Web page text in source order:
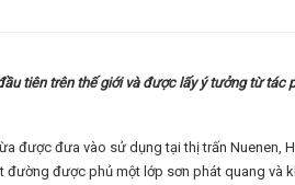
tiên trên thế giới và được lấy ý tưởng từ tác
được đưa vào sử dụng tại thị trấn Nuenen,
được phủ một lớp sơn phát quang và